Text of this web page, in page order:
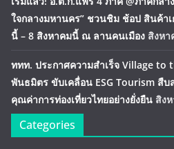
ใจกลางมหานคร” ชวนชิม ช้อป สินค้า
นี้ – 8 สิงหาคมนี้ ณ ลานคนเมือง สิงหา
ททท. ประกาศความสำเร็จ Village to
พันธมิตร ขับเคลื่อน ESG Tourism สื
คุณค่าการท่องเที่ยวไทยอย่างยั่งยืน สิง
Categories